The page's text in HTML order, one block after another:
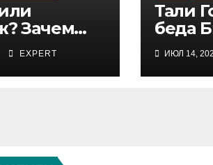
Зачем
испанский
EXPERT
Тали
беда
выбор
ИЮЛ 14,